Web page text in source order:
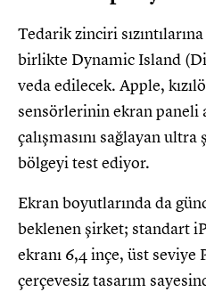
Tedarik zinciri
birlikte Dynamic Island
veda edilecek. Apple,
sensörlerinin ekran paneli
çalışmasını sağlayan
bölgeyi test ediyor.
Ekran boyutlarında da
beklenen şirket; standart
ekranı 6,4 inçe, üst
çerçevesiz tasarım